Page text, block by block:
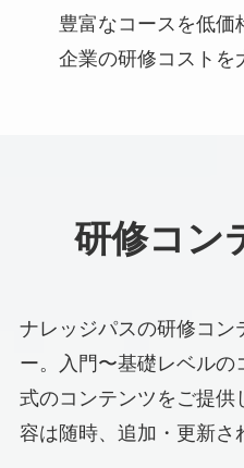
豊富なコースを低価
企業の研修コストを
研修コン
ナレッジパスの研修コン
ー。入門〜基礎レベルの
式のコンテンツをご提供
容は随時、追加・更新さ